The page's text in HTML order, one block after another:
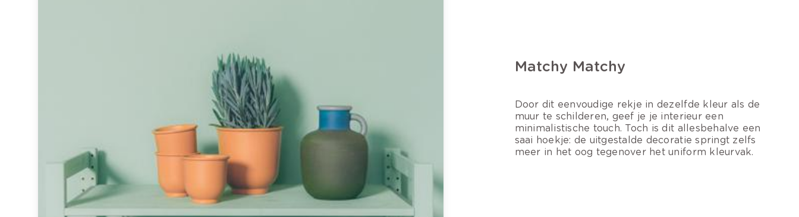
Matchy Matchy
Door dit eenvoudige rekje in dezelfde kleur als de
muur te schilderen, geef je je interieur een
minimalistische touch. Toch is dit allesbehalve een
saai hoekje: de uitgestalde decoratie springt zelfs
meer in het oog tegenover het uniform kleurvak.